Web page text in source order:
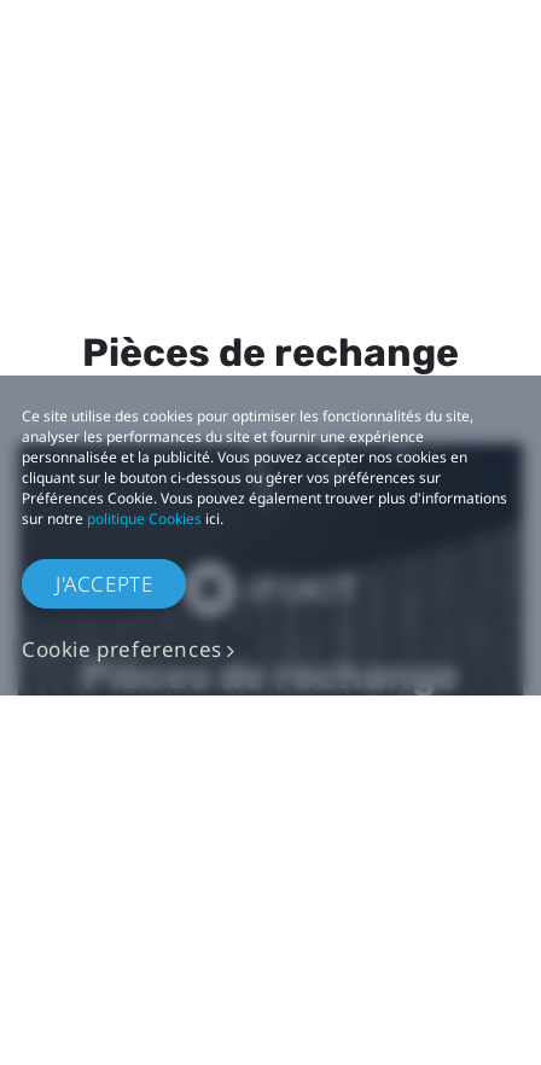
Pièces de rechange
Pièces de rechange
Ce site utilise des cookies pour optimiser les fonctionnalités du site,
analyser les performances du site et fournir une expérience
personnalisée et la publicité. Vous pouvez accepter nos cookies en
cliquant sur le bouton ci-dessous ou gérer vos préférences sur
Préférences Cookie. Vous pouvez également trouver plus d'informations
sur notre politique Cookies ici.
J'ACCEPTE
Cookie preferences